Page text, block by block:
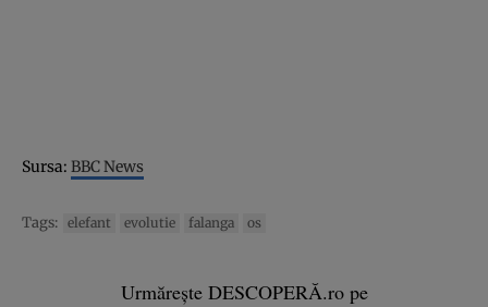
Sursa: BBC News
Tags: elefant evolutie falanga os
Urmărește DESCOPERĂ.ro pe